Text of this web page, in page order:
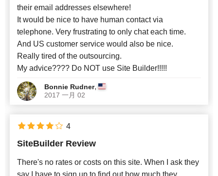
their email addresses elsewhere!
It would be nice to have human contact via
telephone. Very frustrating to only chat each time.
And US customer service would also be nice.
Really tired of the outsourcing.
My advice???? Do NOT use Site Builder!!!!!
Bonnie Rudner,
2017 一月 02
SiteBuilder Review
There's no rates or costs on this site. When I ask they
say I have to sign up to find out how much they
4